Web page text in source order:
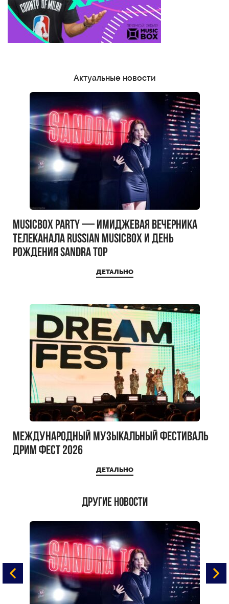
Актуальные новости
MUSICBOX PARTY — имиджевая вечерника
телеканала RUSSIAN MUSICBOX и день
рождения Sandra Top
ДЕТАЛЬНО
Международный музыкальный фестиваль
ДРИМ ФЕСТ 2026
ДЕТАЛЬНО
Другие новости